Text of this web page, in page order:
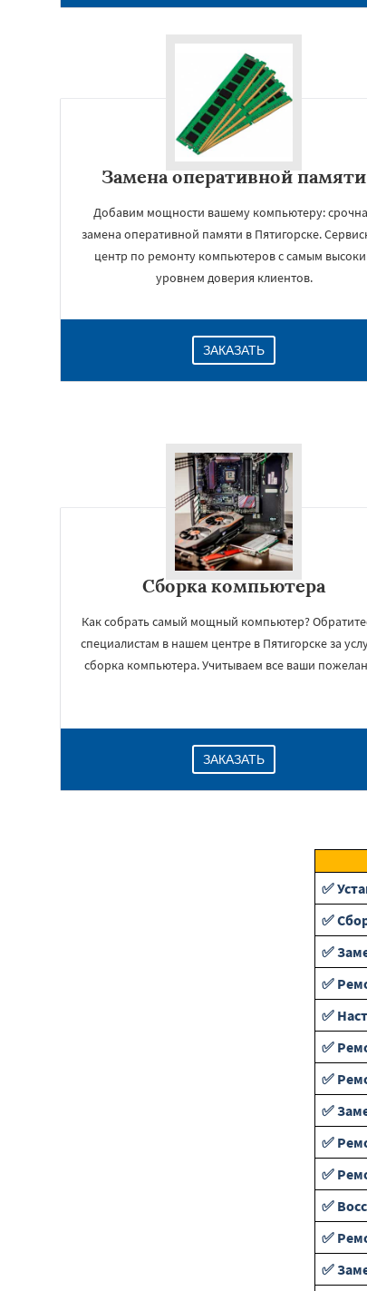
Замена оперативной памяти
Добавим мощности вашему компьютеру:
замена оперативной памяти в Пятигорске.
центр по ремонту компьютеров с самым
уровнем доверия клиентов.
ЗАКАЗАТЬ
Сборка компьютера
Как собрать самый мощный компьютер?
специалистам в нашем центре в Пятигорске за
сборка компьютера. Учитываем все ваши
ЗАКАЗАТЬ
✅
✅
✅
✅
✅
✅
✅
✅
✅
✅
✅
✅
✅